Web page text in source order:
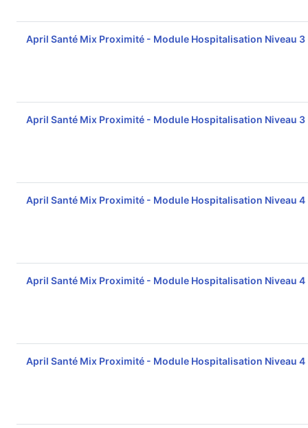
April Santé Mix Proximité - Module Hospitalisation Niveau 3
April Santé Mix Proximité - Module Hospitalisation Niveau 3
April Santé Mix Proximité - Module Hospitalisation Niveau 4
April Santé Mix Proximité - Module Hospitalisation Niveau 4
April Santé Mix Proximité - Module Hospitalisation Niveau 4